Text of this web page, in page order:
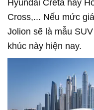
Hyundai Creta hay
Cross,... Nếu mức
Jolion sẽ là mẫu
khúc này hiện nay.